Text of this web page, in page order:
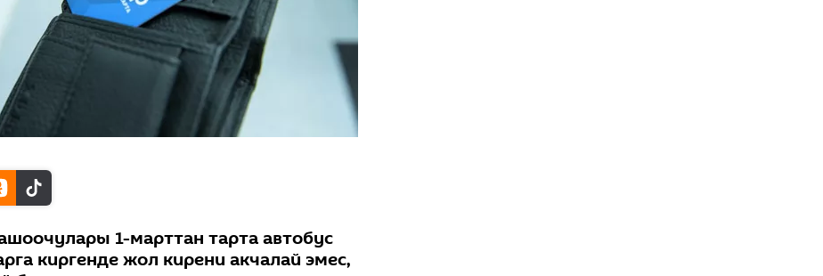
1-марттан тарта автобус
киргенде жол кирени акчалай эмес,